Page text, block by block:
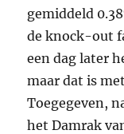
gemiddeld
de knock-out
een dag later
maar dat is
Toegegeven,
het Damrak